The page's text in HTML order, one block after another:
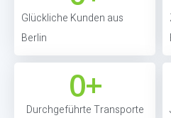
Glückliche Kunden aus
Berlin
Durchgeführte Transporte
0+